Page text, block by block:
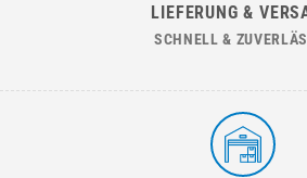
LIEFERUNG &
SCHNELL &